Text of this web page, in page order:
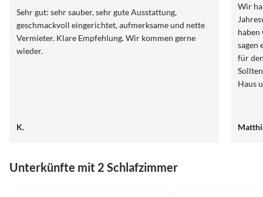
Sehr gut: sehr sauber, sehr gute Ausstattung,
geschmackvoll eingerichtet, aufmerksame und nette
Vermieter. Klare Empfehlung. Wir kommen gerne
wieder.
K.
Wir
haben
sagen es fehlt
für
Unterkünfte mit 2 Schlafzimmer